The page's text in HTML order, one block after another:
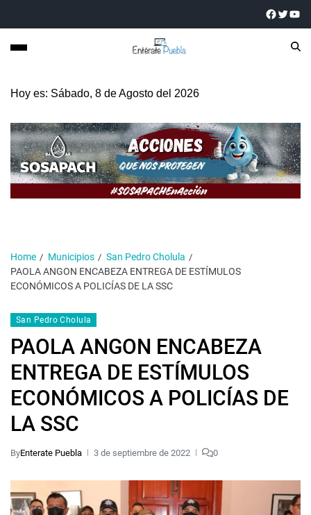
Hoy es: Sábado, 8 de Agosto del 2026
Home Municipios
San Pedro Cholula
PAOLA ANGON ENCABEZA ENTREGA DE ESTÍMULOS
ECONÓMICOS A POLICÍAS DE LA SSC
San Pedro Cholula
PAOLA ANGON ENCABEZA
ENTREGA DE ESTÍMULOS
ECONÓMICOS A POLICÍAS DE
LA SSC
ByEnterate Puebla 3 de septiembre de 2022 0